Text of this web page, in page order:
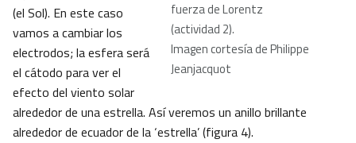
fuerza de Lorentz
(actividad 2).
Imagen cortesía de Philippe
Jeanjacquot
(el Sol). En este caso
vamos a cambiar los
electrodos; la esfera será
el cátodo para ver el
efecto del viento solar
alrededor de una estrella. Así veremos un anillo brillante
alrededor de ecuador de la ‘estrella’ (figura 4).